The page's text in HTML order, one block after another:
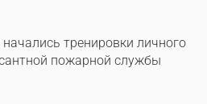
тренировки личного
пожарной службы